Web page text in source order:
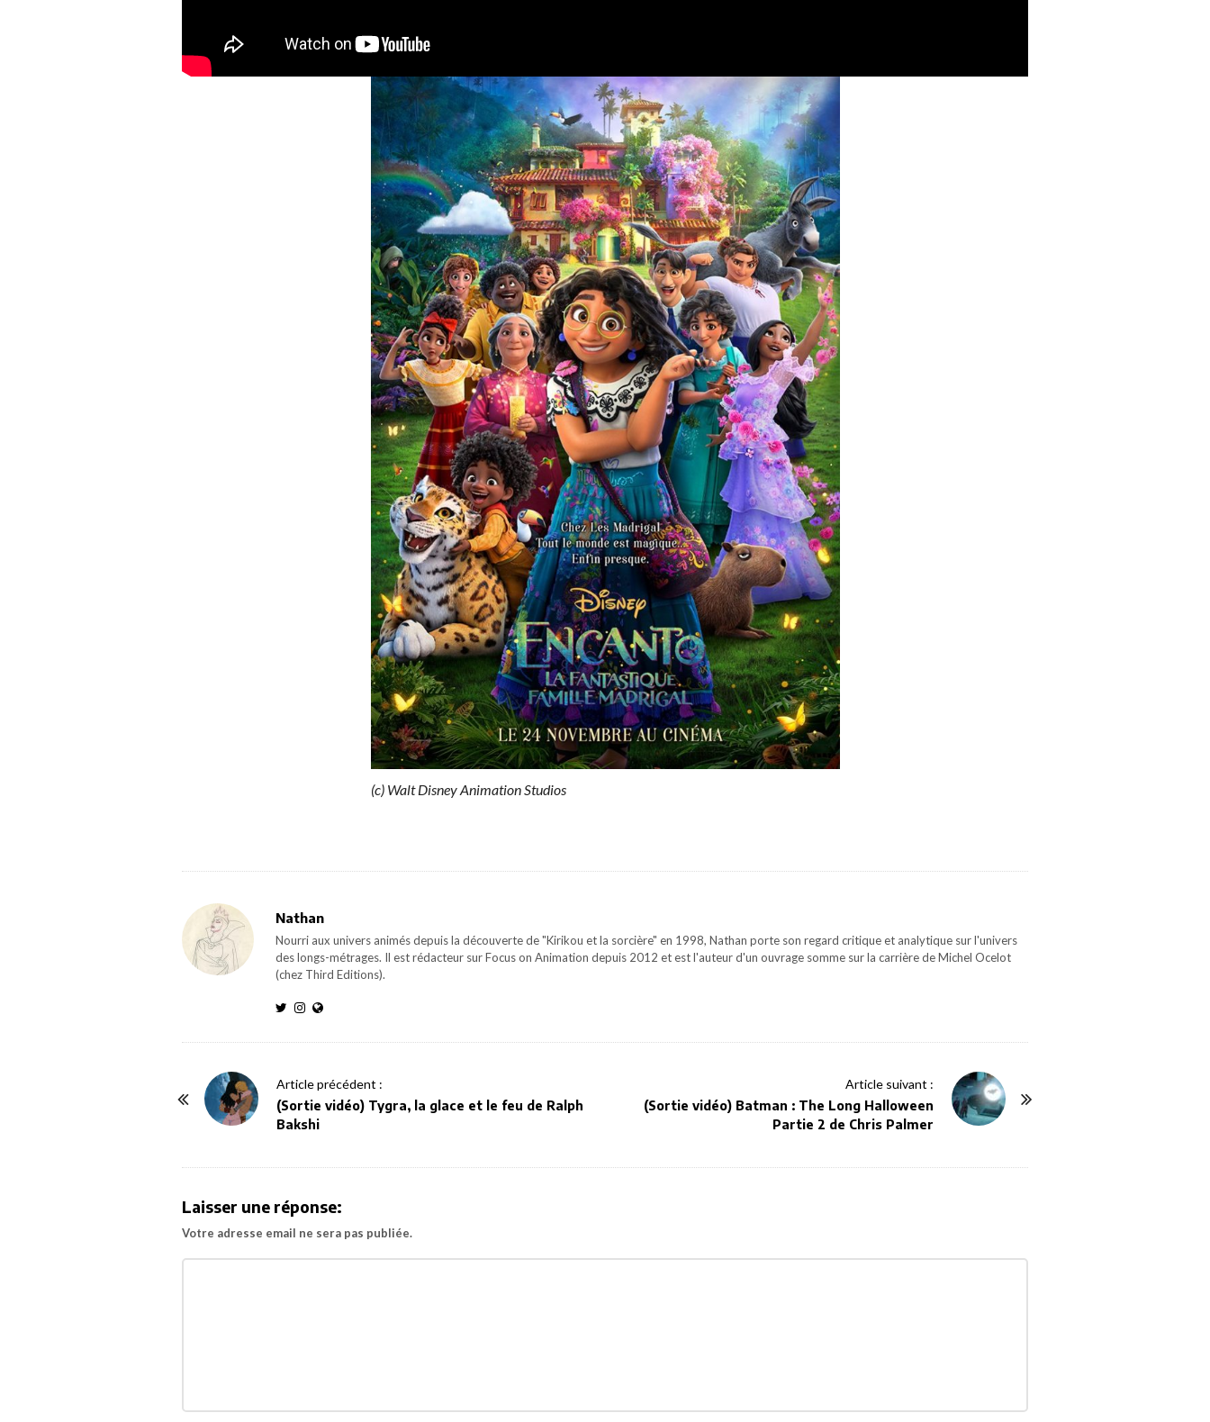
(c) Walt Disney Animation Studios
Nathan
Nourri aux univers animés depuis la découverte de "Kirikou et la sorcière" en 1998, Nathan porte son regard critique et analytique sur l'univers
des longs-métrages. Il est rédacteur sur Focus on Animation depuis 2012 et est l'auteur d'un ouvrage somme sur la carrière de Michel Ocelot
(chez Third Editions).
Article précédent :
(Sortie vidéo) Tygra, la glace et le feu de Ralph
Bakshi
Article suivant :
(Sortie vidéo) Batman : The Long Halloween
Partie 2 de Chris Palmer
Laisser une réponse:
Votre adresse email ne sera pas publiée.